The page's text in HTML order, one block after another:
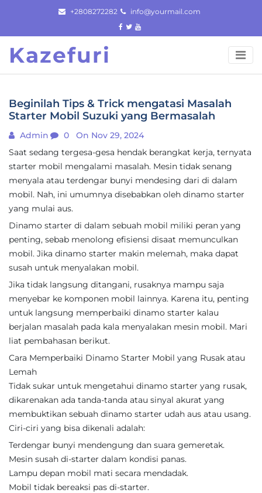
content
+2808272282 info@yourmail.com
Kazefuri
Beginilah Tips & Trick mengatasi Masalah
Starter Mobil Suzuki yang Bermasalah
Admin 0
On Nov 29, 2024
Saat sedang tergesa-gesa hendak berangkat kerja, ternyata
starter mobil mengalami masalah. Mesin tidak senang
menyala atau terdengar bunyi mendesing dari di dalam
mobil. Nah, ini umumnya disebabkan oleh dinamo starter
yang mulai aus.
Dinamo starter di dalam sebuah mobil miliki peran yang
penting, sebab menolong efisiensi disaat memunculkan
mobil. Jika dinamo starter makin melemah, maka dapat
susah untuk menyalakan mobil.
Jika tidak langsung ditangani, rusaknya mampu saja
menyebar ke komponen mobil lainnya. Karena itu, penting
untuk langsung memperbaiki dinamo starter kalau
berjalan masalah pada kala menyalakan mesin mobil. Mari
liat pembahasan berikut.
Cara Memperbaiki Dinamo Starter Mobil yang Rusak atau
Lemah
Tidak sukar untuk mengetahui dinamo starter yang rusak,
dikarenakan ada tanda-tanda atau sinyal akurat yang
membuktikan sebuah dinamo starter udah aus atau usang.
Ciri-ciri yang bisa dikenali adalah:
Terdengar bunyi mendengung dan suara gemeretak.
Mesin susah di-starter dalam kondisi panas.
Lampu depan mobil mati secara mendadak.
Mobil tidak bereaksi pas di-starter.